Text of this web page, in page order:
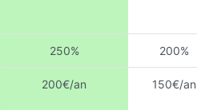
250% 200%
200€/an 150€/an